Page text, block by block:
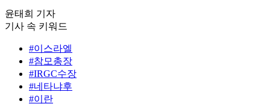
윤태희 기자
기사 속 키워드
#이스라엘
#참모총장
#IRGC수장
#네타냐후
#이란